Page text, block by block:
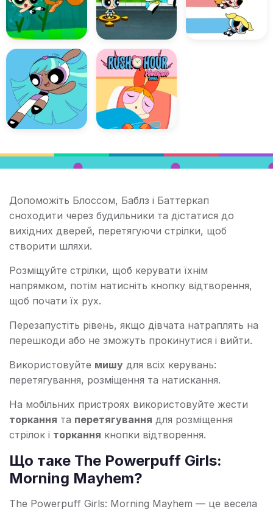
Допоможіть Блоссом, Баблз і Баттеркап
сноходити через будильники та дістатися до
вихідних дверей, перетягуючи стрілки, щоб
створити шляхи.
Розміщуйте стрілки, щоб керувати їхнім
напрямком, потім натисніть кнопку відтворення,
щоб почати їх рух.
Перезапустіть рівень, якщо дівчата натраплять на
перешкоди або не зможуть прокинутися і вийти.
Використовуйте мишу для всіх керувань:
перетягування, розміщення та натискання.
На мобільних пристроях використовуйте жести
торкання та перетягування для розміщення
стрілок і торкання кнопки відтворення.
Що таке The Powerpuff Girls:
Morning Mayhem?
The Powerpuff Girls: Morning Mayhem — це весела